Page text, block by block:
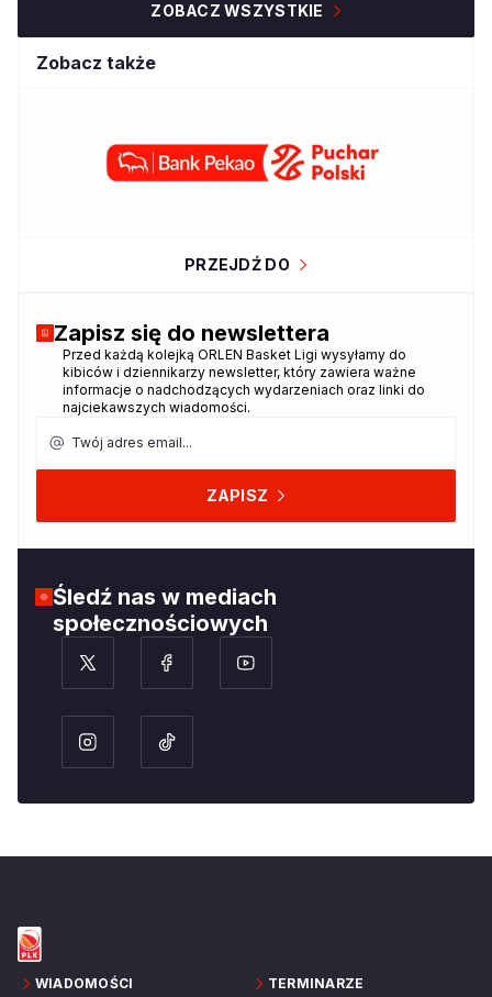
ZOBACZ WSZYSTKIE
Zobacz także
PRZEJDŹ DO
Zapisz się do newslettera
Przed każdą kolejką ORLEN Basket Ligi wysyłamy do
kibiców i dziennikarzy newsletter, który zawiera ważne
informacje o nadchodzących wydarzeniach oraz linki do
najciekawszych wiadomości.
ZAPISZ
Dziękujemy za zapisanie się do
newslettera!
Śledź nas w mediach
społecznościowych
WIADOMOŚCI TERMINARZE